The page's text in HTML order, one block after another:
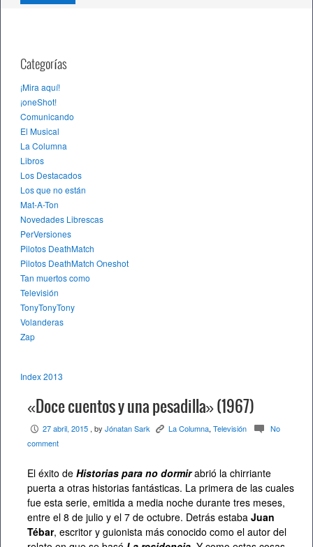
Categorías
¡Mira aquí!
¡oneShot!
Comunicando
El Musical
La Columna
Libros
Los Destacados
Los que no están
Mat-A-Ton
Novedades Librescas
PerVersiones
Pilotos DeathMatch
Pilotos DeathMatch Oneshot
Tan muertos como
Televisión
TonyTonyTony
Volanderas
Zap
Index 2013
«Doce cuentos y una pesadilla» (1967)
P 27 abril, 2015 , by Jónatan Sark K La Columna,Televisión c No
comment
El éxito de Historias para no dormirabrió la chirriante
puerta a otras historias fantásticas. La primera de las cuales
fue esta serie, emitida a media noche durante tres meses,
entre el 8 de julio y el 7 de octubre. Detrás estaba Juan
Tébar, escritor y guionista más conocido como el autor del